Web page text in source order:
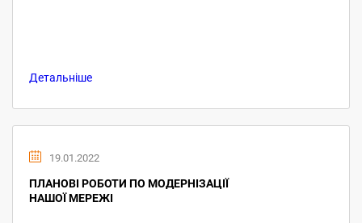
Детальніше
19.01.2022
ПЛАНОВІ РОБОТИ ПО МОДЕРНІЗАЦІЇ
НАШОЇ МЕРЕЖІ